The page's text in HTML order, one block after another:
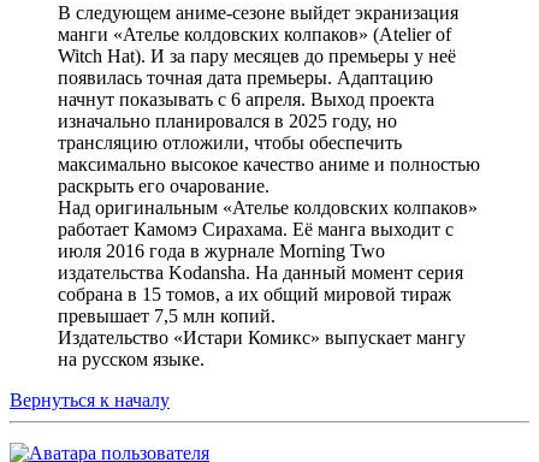
В следующем аниме-сезоне выйдет экранизация
манги «Ателье колдовских колпаков» (Atelier of
Witch Hat). И за пару месяцев до премьеры у неё
появилась точная дата премьеры. Адаптацию
начнут показывать с 6 апреля. Выход проекта
изначально планировался в 2025 году, но
трансляцию отложили, чтобы обеспечить
максимально высокое качество аниме и полностью
раскрыть его очарование.
Над оригинальным «Ателье колдовских колпаков»
работает Камомэ Сирахама. Её манга выходит с
июля 2016 года в журнале Morning Two
издательства Kodansha. На данный момент серия
собрана в 15 томов, а их общий мировой тираж
превышает 7,5 млн копий.
Издательство «Истари Комикс» выпускает мангу
на русском языке.
Вернуться к началу